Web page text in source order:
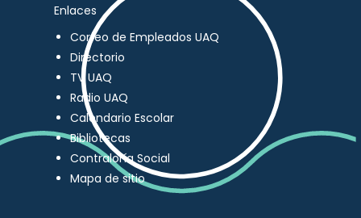
Enlaces
Correo de Empleados UAQ
Directorio
TV UAQ
Radio UAQ
Calendario Escolar
Bibliotecas
Contraloría Social
Mapa de sitio